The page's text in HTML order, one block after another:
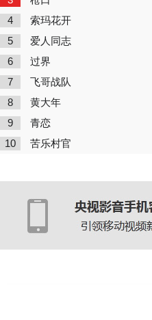
4 索玛花开
5 爱人同志
6 过界
7 飞哥战队
8 黄大年
9 青恋
10 苦乐村官